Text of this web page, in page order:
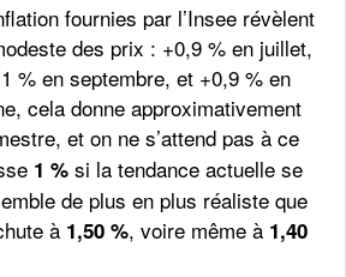
fournies par l’Insee révèlent
des prix : +0,9 % en juillet,
% en septembre, et +0,9 % en
cela donne approximativement
et on ne s’attend pas à ce
1 % si la tendance actuelle se
de plus en plus réaliste que
à 1,50 %, voire même à 1,40